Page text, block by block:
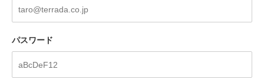
パスワード